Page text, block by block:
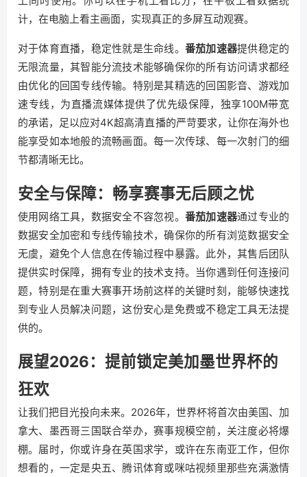
计，在电脑上看主画面，实现真正的多屏互动观赛。
对于体育直播，稳定性就是生命线。 番茄加速器提供稳定的
无限流量，其智能分流技术能够确保你的所有访问请求都经
由优化的回国专线传输。特别是其精选的回国影音、游戏加
速专线，为直播流媒体提供了优先级保障，独享100M带宽
的承诺，足以应对4K超高清直播的严苛要求，让你在海外也
能享受如本地般的流畅画面。每一次传球、每一次射门的细
节都清晰无比。
安全与保障：畅享赛事无后顾之忧
使用网络工具，数据安全不容忽视。 番茄加速器通过专业的
数据安全加密和专线传输技术，确保你的所有浏览数据安全
无虞，避免个人信息在传输过程中暴露。此外，其售后团队
提供实时保障，拥有专业的技术支持。当你遇到任何连接问
题，特别是在重大赛事开场前这样的关键时刻，能够快速找
到专业人员解决问题，这份安心是免费或不稳定工具无法提
供的。
展望2026：提前锁定美加墨世界杯的
狂欢
让我们把目光投向未来。2026年，世界杯将首次由美国、加
拿大、墨西哥三国联合举办，赛事规模空前，关注度必将爆
棚。届时，你或许身在英国求学，或许在东南亚工作，但你
想看的，一定是央五、腾讯体育或咪咕视频里那些充满激情